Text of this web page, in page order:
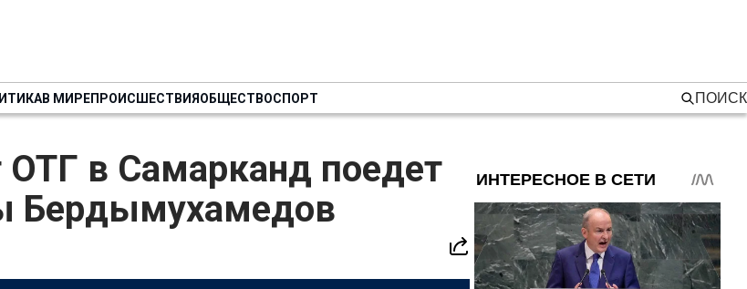
В МИРЕПРОИСШЕСТВИЯОБЩЕСТВОСПОРТ ПОИСК
в Самарканд поедет
Бердымухамедов